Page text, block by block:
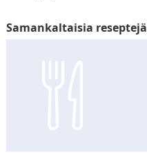
Samankaltaisia reseptejä